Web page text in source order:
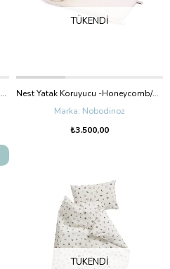
Nobodinoz Wabi Sabi Nevresim Takımı, Blue Milky Way
TÜKENDI
Nest Yatak Koruyucu -Honeycomb/Natural
Nobodinoz
₺3.500,00
TÜKENDI